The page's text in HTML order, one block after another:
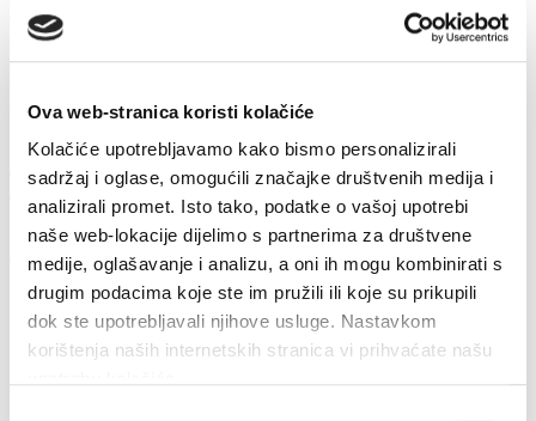
Ova web-stranica koristi kolačiće
Kolačiće upotrebljavamo kako bismo personalizirali
sadržaj i oglase, omogućili značajke društvenih medija i
analizirali promet. Isto tako, podatke o vašoj upotrebi
naše web-lokacije dijelimo s partnerima za društvene
medije, oglašavanje i analizu, a oni ih mogu kombinirati s
drugim podacima koje ste im pružili ili koje su prikupili
dok ste upotrebljavali njihove usluge. Nastavkom
korištenja naših internetskih stranica vi prihvaćate našu
Tijekom više od dvadeset godina rada u struci, bila je na čelu hotela
Park Makarska osam godina, kao direktorica sudjelovala u otvaranju
hotela s pet zvjezdica Aminess Khalani, a kao sektorski stručnjak je
formalnim i neformalnim organizacijama.
Marina je iznimna profesionalka, s opsežnim formalnim
obrazovanjem i više od 20 godina staža u turizmu, koju ljudi iz
struke jako dobro poznaju te cijene njezin dosadašnji rad. Zato sam
uvjeren kako će ostvariti ciljeve zacrtane našim strateškim okvirom i
biti važan kotačić u viziji zaokreta prema održivom turizmu po mjeri
domaćih ljudi i naših gostiju.“ – poručio je gradonačelnik Makarske,
Zoran Paunović
, te poželio novoj direktorici dobrodošlicu u tim i
puno sreće u daljnjem radu.